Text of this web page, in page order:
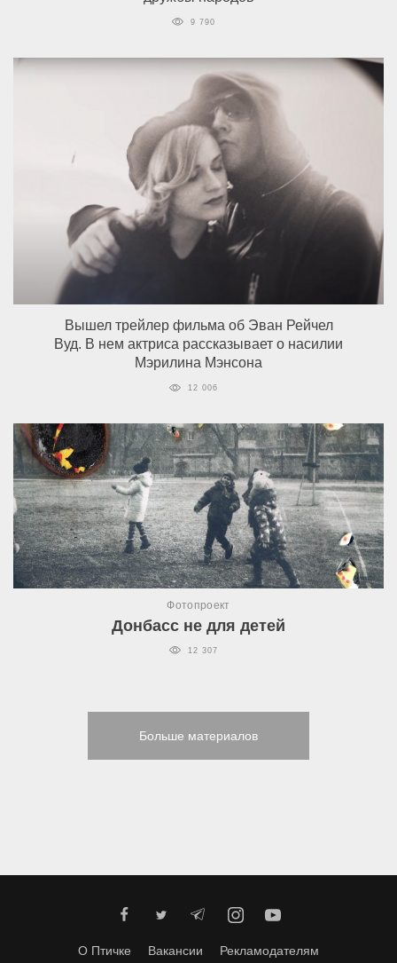
9 790
Вышел трейлер фильма об Эван Рейчел
Вуд. В нем актриса рассказывает о насилии
Мэрилина Мэнсона
12 006
Фотопроект
Донбасс не для детей
12 307
Больше материалов
О Птичке Вакансии Рекламодателям